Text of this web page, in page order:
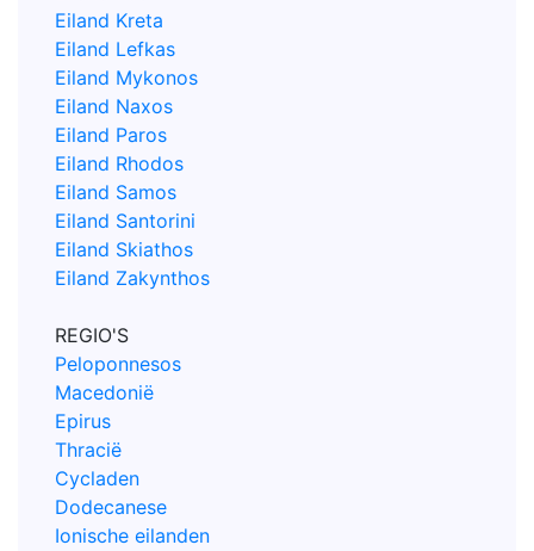
Eiland Kreta
Eiland Lefkas
Eiland Mykonos
Eiland Naxos
Eiland Paros
Eiland Rhodos
Eiland Samos
Eiland Santorini
Eiland Skiathos
Eiland Zakynthos
REGIO'S
Peloponnesos
Macedonië
Epirus
Thracië
Cycladen
Dodecanese
Ionische eilanden